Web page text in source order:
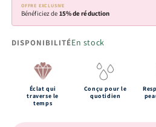
OFFRE EXCLUSIVE
Bénéficiez de 15% de réduction
DISPONIBILITÉEn stock
Éclat qui
traverse le
temps
Conçu pour le
quotidien